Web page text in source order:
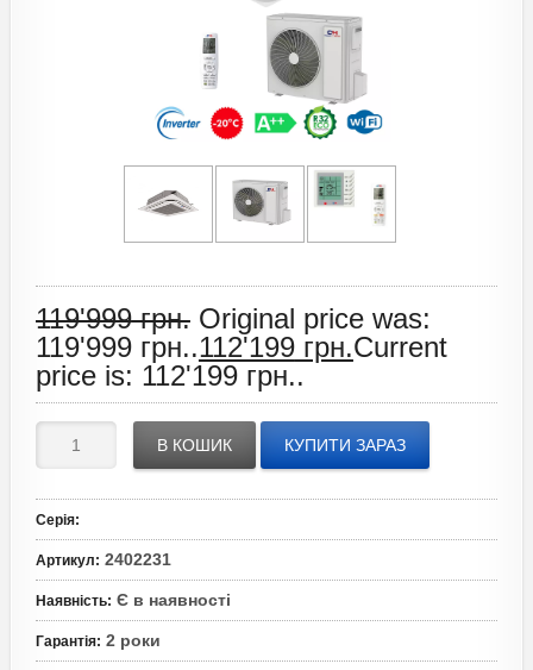
119'999грн. Original price was:
119'999 грн..112'199грн.Current
price is: 112'199 грн..
В КОШИК КУПИТИ ЗАРАЗ
Серія:
Артикул: 2402231
Наявність: Є в наявності
Гарантія: 2 роки